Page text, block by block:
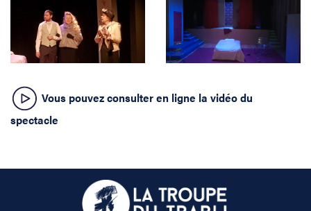
Vous pouvez consulter en ligne la vidéo du
spectacle